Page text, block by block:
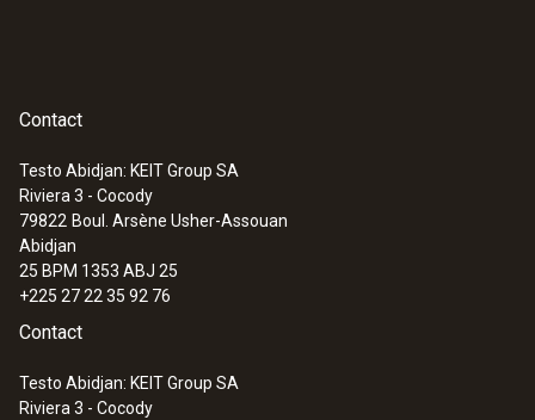
Contact
Testo Abidjan: KEIT Group SA
Riviera 3 - Cocody
79822 Boul. Arsène Usher-Assouan
Abidjan
25 BPM 1353 ABJ 25
+225 27 22 35 92 76
Contact
Testo Abidjan: KEIT Group SA
Riviera 3 - Cocody